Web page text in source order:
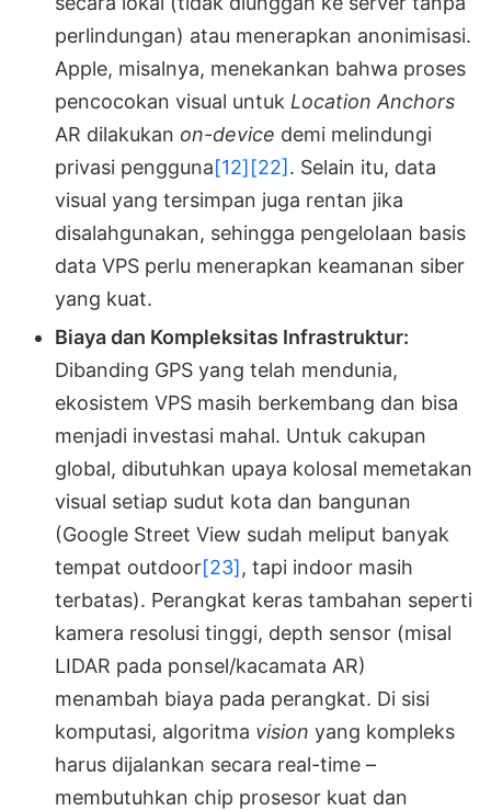
perlindungan) atau menerapkan anonimisasi.
Apple, misalnya, menekankan bahwa proses
pencocokan visual untuk Location Anchors
AR dilakukan on-device demi melindungi
privasi pengguna[12][22] . Selain itu, data
visual yang tersimpan juga rentan jika
disalahgunakan, sehingga pengelolaan basis
data VPS perlu menerapkan keamanan siber
yang kuat.
Biaya dan Kompleksitas Infrastruktur:
Dibanding GPS yang telah mendunia,
ekosistem VPS masih berkembang dan bisa
menjadi investasi mahal. Untuk cakupan
global, dibutuhkan upaya kolosal memetakan
visual setiap sudut kota dan bangunan
(Google Street View sudah meliput banyak
tempat outdoor[23], tapi indoor masih
terbatas). Perangkat keras tambahan seperti
kamera resolusi tinggi, depth sensor (misal
LIDAR pada ponsel/kacamata AR)
menambah biaya pada perangkat. Di sisi
komputasi, algoritma vision yang kompleks
harus dijalankan secara real-time –
membutuhkan chip prosesor kuat dan